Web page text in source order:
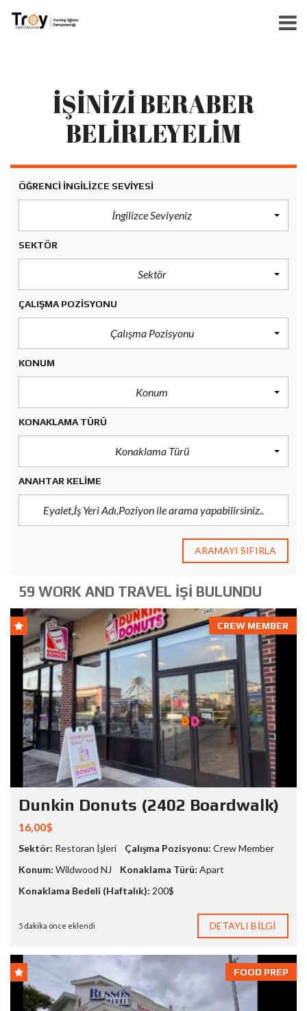
İŞİNİZİ BERABER
BELİRLEYELİM
ÖĞRENCI İNGILIZCE SEVIYESI
İngilizce Seviyeniz
SEKTÖR
Sektör
ÇALIŞMA POZISYONU
Çalışma Pozisyonu
KONUM
Konum
KONAKLAMA TÜRÜ
Konaklama Türü
ANAHTAR KELIME
ARAMAYI SIFIRLA
59 WORK AND TRAVEL İŞI BULUNDU
CREW MEMBER
Dunkin Donuts (2402 Boardwalk)
16,00$
Sektör: Restoran İşleri Çalışma Pozisyonu: Crew Member
Konum: Wildwood NJ Konaklama Türü: Apart
Konaklama Bedeli (Haftalık): 200$
5 dakika önce eklendi DETAYLI BILGI
FOOD PREP